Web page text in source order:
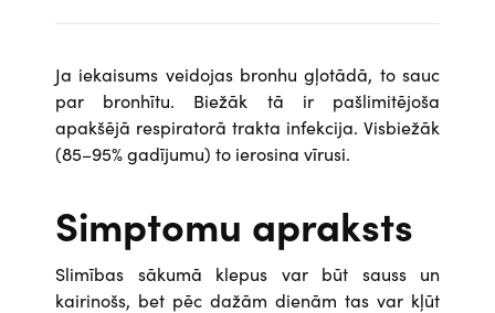
Ja iekaisums veidojas bronhu gļotādā, to sauc
par bronhītu. Biežāk tā ir pašlimitējoša
apakšējā respiratorā trakta infekcija. Visbiežāk
(85–95% gadījumu) to ierosina vīrusi.
Simptomu apraksts
Slimības sākumā klepus var būt sauss un
kairinošs, bet pēc dažām dienām tas var kļūt